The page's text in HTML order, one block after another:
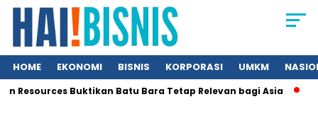
HOME EKONOMI BISNIS KORPORASI UMKM
Buktikan Batu Bara Tetap Relevan bagi Asia